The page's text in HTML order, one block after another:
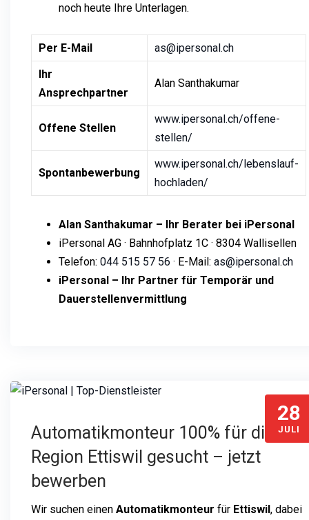
noch heute Ihre Unterlagen.
Per E-Mail
as@ipersonal.ch
Ihr
Ansprechpartner
Alan Santhakumar
Offene Stellen
www.ipersonal.ch/offene-
stellen/
Spontanbewerbung
www.ipersonal.ch/lebenslauf-
hochladen/
Alan Santhakumar – Ihr Berater bei iPersonal
iPersonal AG · Bahnhofplatz 1C · 8304 Wallisellen
Telefon: 044 515 57 56 · E-Mail: as@ipersonal.ch
iPersonal – Ihr Partner für Temporär und
Dauerstellenvermittlung
28
JULI
Automatikmonteur 100% für die
Region Ettiswil gesucht – jetzt
bewerben
Wir suchen einen Automatikmonteur für Ettiswil, dabei